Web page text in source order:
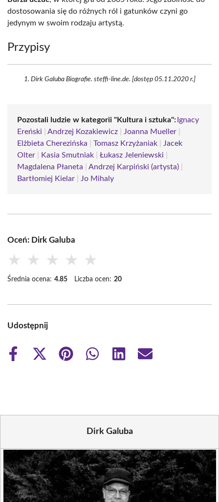
dostosowania się do różnych ról i gatunków czyni go
jedynym w swoim rodzaju artystą.
Przypisy
Dirk Galuba Biografie. steffi-line.de. [dostęp 05.11.2020 r.]
Pozostali ludzie w kategorii "Kultura i sztuka": Ignacy
Ereński
Andrzej Kozakiewicz Joanna Mueller
Elżbieta Cherezińska
Tomasz Krzyżaniak
Jacek
Olter
Kasia Smutniak Łukasz Jeleniewski
Magdalena Płaneta
Andrzej Karpiński (artysta)
Bartłomiej Kielar
Jo Mihaly
Oceń: Dirk Galuba
★ ★ ★ ★ ★
Średnia ocena: 4.85 Liczba ocen: 20
Udostępnij
Share
Share
Share
Share
Share
Share
Dirk Galuba